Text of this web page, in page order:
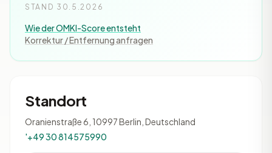
STAND 30.5.2026
Wie der OMKI-Score entsteht
Korrektur / Entfernung anfragen
Standort
Oranienstraße 6, 10997 Berlin, Deutschland
'+49 30 814575990